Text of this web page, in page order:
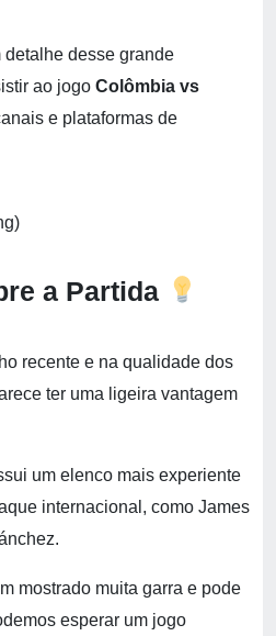
detalhe desse grande
ao jogo Colômbia vs
e plataformas de
a Partida
recente e na qualidade dos
ter uma ligeira vantagem
um elenco mais experiente
internacional, como James
mostrado muita garra e pode
esperar um jogo